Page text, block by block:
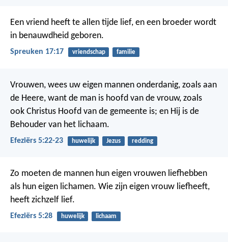
Een vriend heeft te allen tijde lief, en een broeder wordt
in benauwdheid geboren.
Spreuken 17:17 vriendschap familie
Vrouwen, wees uw eigen mannen onderdanig, zoals aan
de Heere, want de man is hoofd van de vrouw, zoals
ook Christus Hoofd van de gemeente is; en Hij is de
Behouder van het lichaam.
Efeziërs 5:22-23 huwelijk Jezus redding
Zo moeten de mannen hun eigen vrouwen liefhebben
als hun eigen lichamen. Wie zijn eigen vrouw liefheeft,
heeft zichzelf lief.
Efeziërs 5:28 huwelijk lichaam